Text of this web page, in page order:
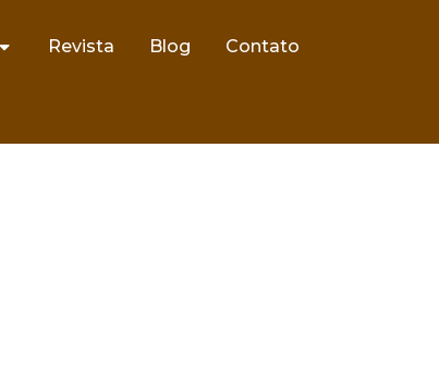
Revista Blog Contato